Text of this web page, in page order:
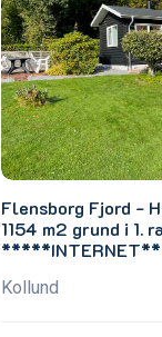
Flensborg Fjord -
1154 m2 grund i 1.
Kollund